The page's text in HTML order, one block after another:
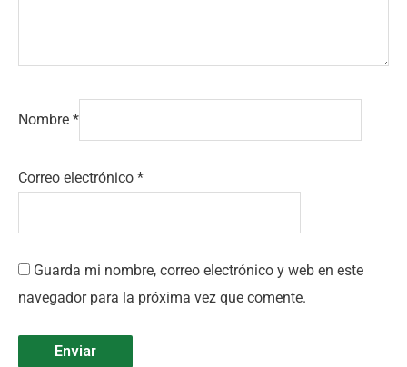
Nombre *
Correo electrónico *
Guarda mi nombre, correo electrónico y web en este
navegador para la próxima vez que comente.